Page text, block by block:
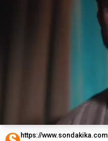
https://www.sondakika.com